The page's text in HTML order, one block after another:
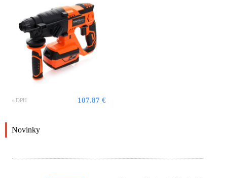
s DPH 107.87 €
Novinky